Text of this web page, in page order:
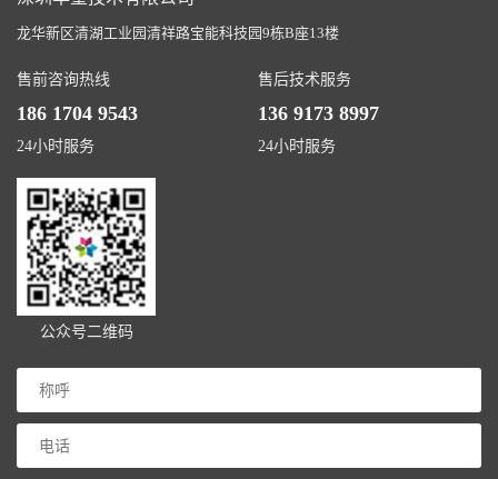
龙华新区清湖工业园清祥路宝能科技园9栋B座13楼
售前咨询热线
186 1704 9543
24小时服务
售后技术服务
136 9173 8997
24小时服务
公众号二维码